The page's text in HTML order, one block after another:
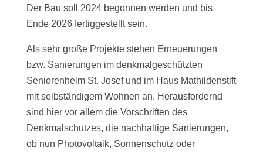
Der Bau soll 2024 begonnen werden und bis
Ende 2026 fertiggestellt sein.
Als sehr große Projekte stehen Erneuerungen
bzw. Sanierungen im denkmalgeschützten
Seniorenheim St. Josef und im Haus Mathildenstift
mit selbständigem Wohnen an. Herausfordernd
sind hier vor allem die Vorschriften des
Denkmalschutzes, die nachhaltige Sanierungen,
ob nun Photovoltaik, Sonnenschutz oder